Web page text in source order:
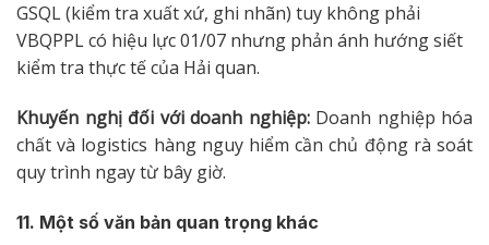
GSQL (kiểm tra xuất xứ, ghi nhãn) tuy không phải
VBQPPL có hiệu lực 01/07 nhưng phản ánh hướng siết
kiểm tra thực tế của Hải quan.
Khuyến nghị đối với doanh nghiệp:Doanh nghiệp hóa
chất và logistics hàng nguy hiểm cần chủ động rà soát
quy trình ngay từ bây giờ.
11. Một số văn bản quan trọng khác